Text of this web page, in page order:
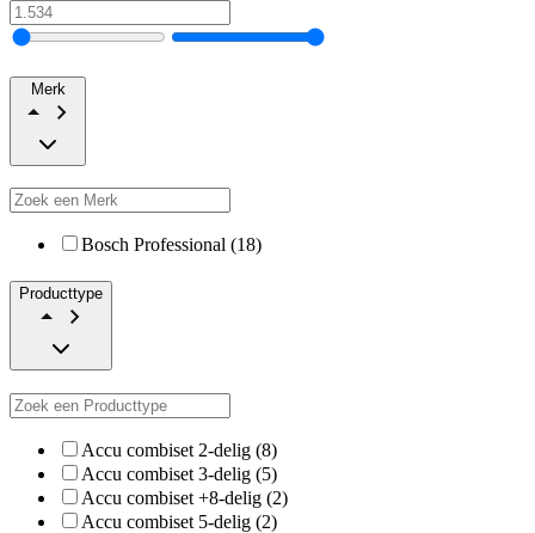
Merk
Bosch Professional (18)
Producttype
Accu combiset 2-delig (8)
Accu combiset 3-delig (5)
Accu combiset +8-delig (2)
Accu combiset 5-delig (2)